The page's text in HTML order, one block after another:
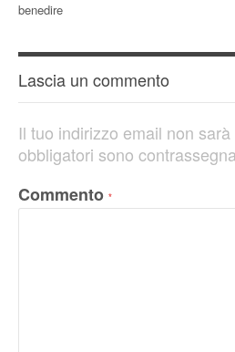
benedire
Lascia un commento
Il tuo indirizzo email non
obbligatori sono
Commento *